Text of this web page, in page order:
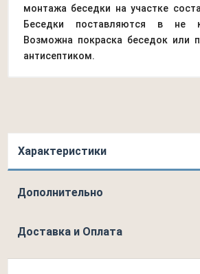
монтажа беседки на участке
Беседки поставляются в не
Возможна покраска беседок или
антисептиком.
Характеристики
Дополнительно
Доставка и Оплата